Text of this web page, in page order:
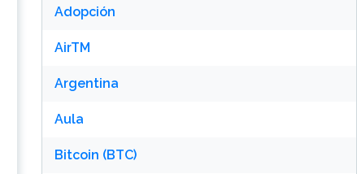
Adopción
AirTM
Argentina
Aula
Bitcoin (BTC)